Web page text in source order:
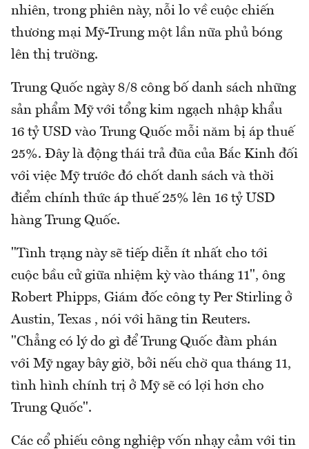
nhiên, trong phiên này, nỗi lo về cuộc chiến
thương mại Mỹ-Trung một lần nữa phủ bóng
lên thị trường.
Trung Quốc ngày 8/8 công bố danh sách những
sản phẩm Mỹ với tổng kim ngạch nhập khẩu
16 tỷ USD vào Trung Quốc mỗi năm bị áp thuế
25%. Đây là động thái trả đũa của Bắc Kinh đối
với việc Mỹ trước đó chốt danh sách và thời
điểm chính thức áp thuế 25% lên 16 tỷ USD
hàng Trung Quốc.
"Tình trạng này sẽ tiếp diễn ít nhất cho tới
cuộc bầu cử giữa nhiệm kỳ vào tháng 11", ông
Robert Phipps, Giám đốc công ty Per Stirling ở
Austin, Texas , nói với hãng tin Reuters.
"Chẳng có lý do gì để Trung Quốc đàm phán
với Mỹ ngay bây giờ, bởi nếu chờ qua tháng 11,
tình hình chính trị ở Mỹ sẽ có lợi hơn cho
Trung Quốc".
Các cổ phiếu công nghiệp vốn nhạy cảm với tin